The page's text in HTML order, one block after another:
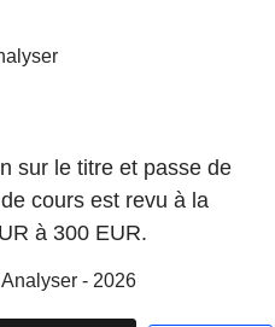
sur le titre et passe de
cours est revu à la
à 300 EUR.
- 2026